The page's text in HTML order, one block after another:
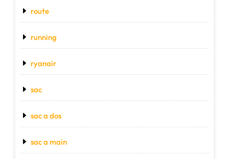
route
running
ryanair
sac
sac a dos
sac a main